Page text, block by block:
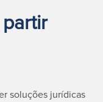
soluções jurídicas